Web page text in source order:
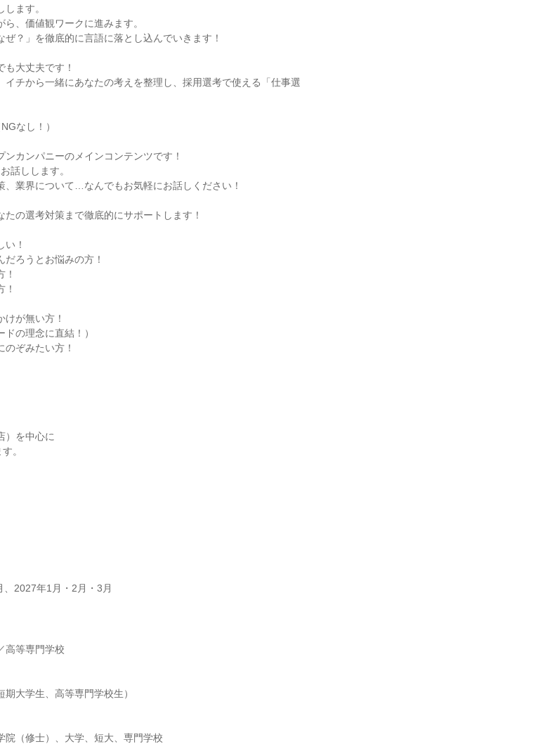
ます。
、価値観ワークに進みます。
？」を徹底的に言語に落とし込んでいきます！
も大丈夫です！
チから一緒にあなたの考えを整理し、採用選考で使える「仕事選
なし！）
カンパニーのメインコンテンツです！
話しします。
業界について…なんでもお気軽にお話しください！
の選考対策まで徹底的にサポートします！
！
ろうとお悩みの方！
が無い方！
の理念に直結！）
ぞみたい方！
）を中心に
。
2027年1月・2月・3月
高等専門学校
期大学生、高等専門学校生）
（修士）、大学、短大、専門学校